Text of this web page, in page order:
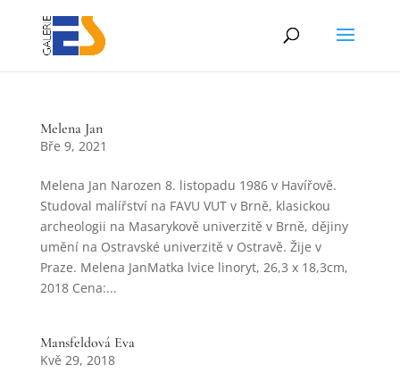
Melena Jan
Bře 9, 2021
Melena Jan Narozen 8. listopadu 1986 v Havířově.
Studoval malířství na FAVU VUT v Brně, klasickou
archeologii na Masarykově univerzitě v Brně, dějiny
umění na Ostravské univerzitě v Ostravě. Žije v
Praze. Melena JanMatka lvice linoryt, 26,3 x 18,3cm,
2018 Cena:...
Mansfeldová Eva
Kvě 29, 2018